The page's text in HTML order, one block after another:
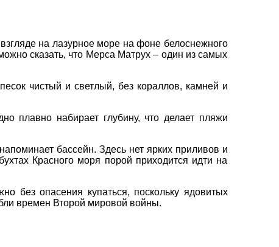
на лазурное море на фоне белоснежного
сказать, что Мерса Матрух – один из самых
чистый и светлый, без кораллов, камней и
плавно набирает глубину, что делает пляжи
бассейн. Здесь нет ярких приливов и
Красного моря порой приходится идти на
без опасения купаться, поскольку ядовитых
времен Второй мировой войны.
×